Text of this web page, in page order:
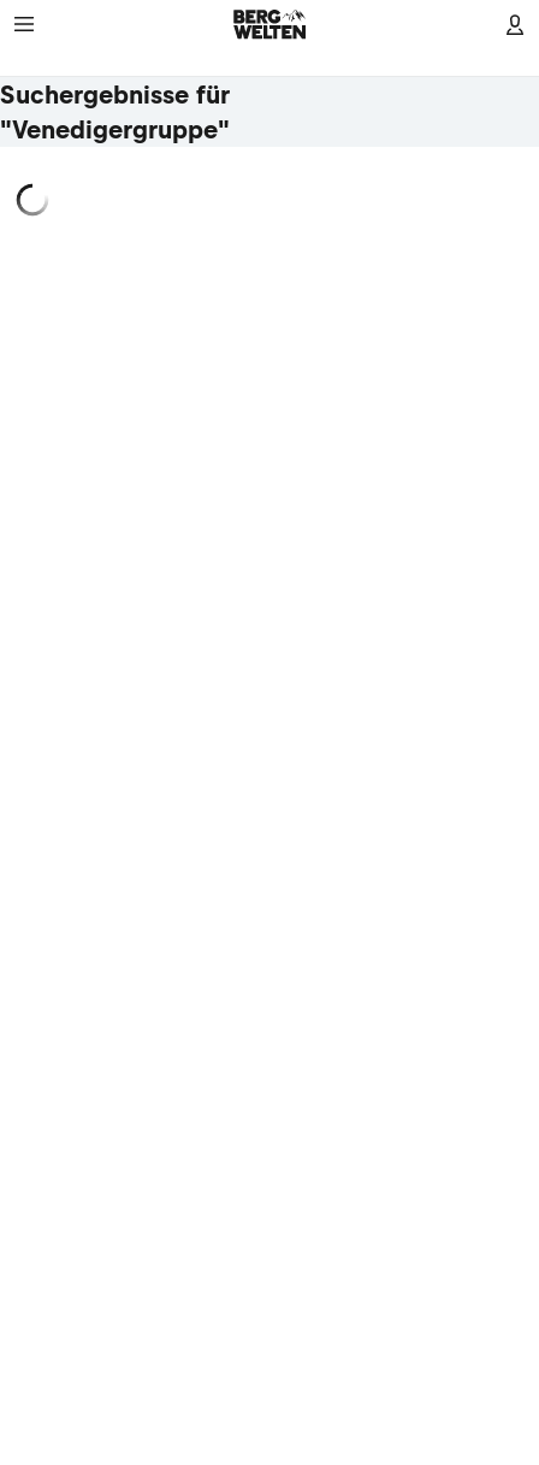
Suchergebnisse für
"Venedigergruppe"